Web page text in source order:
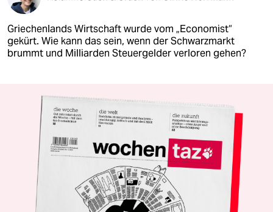
Griechenlands Wirtschaft wurde vom „Economist“
gekürt. Wie kann das sein, wenn der Schwarzmarkt
brummt und Milliarden Steuergelder verloren gehen?